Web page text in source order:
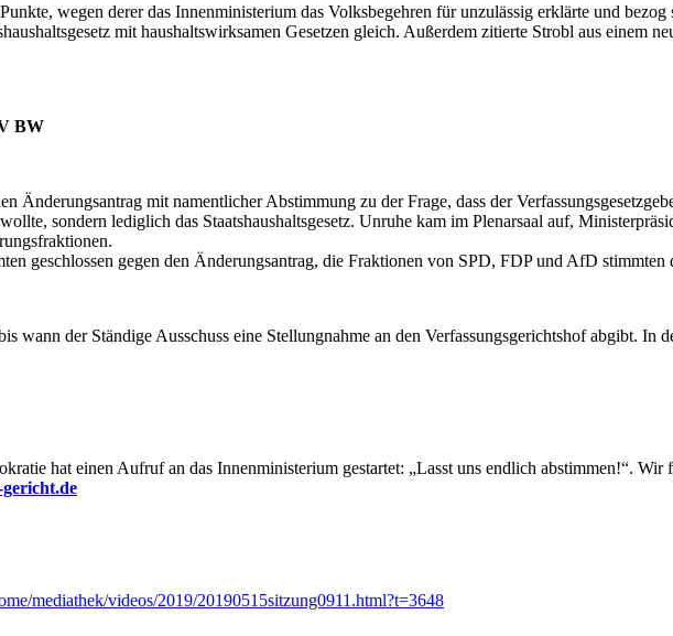
wegen derer das Innenministerium das Volksbegehren für unzulässig erklärte und
mit haushaltswirksamen Gesetzen gleich. Außerdem zitierte Strobl aus einem
BW
Änderungsantrag mit namentlicher Abstimmung zu der Frage, dass der
sondern lediglich das Staatshaushaltsgesetz. Unruhe kam im Plenarsaal auf,
geschlossen gegen den Änderungsantrag, die Fraktionen von SPD, FDP und AfD stimmten
der Ständige Ausschuss eine Stellungnahme an den Verfassungsgerichtshof abgibt. In
hat einen Aufruf an das Innenministerium gestartet: „Lasst uns endlich abstimmen!“. Wir
mediathek/videos/2019/20190515sitzung0911.html?t=3648